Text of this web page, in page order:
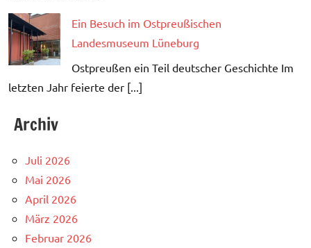
Ein Besuch im Ostpreußischen
Landesmuseum Lüneburg
Ostpreußen ein Teil deutscher Geschichte Im
letzten Jahr feierte der [...]
Archiv
Juli 2026
Mai 2026
April 2026
März 2026
Februar 2026